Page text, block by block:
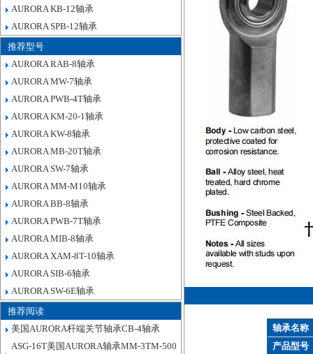
AURORA KB-12轴承
AURORA SPB-12轴承
推荐型号
AURORA RAB-8轴承
AURORA MW-7轴承
AURORA PWB-4T轴承
AURORA KM-20-1轴承
AURORA KW-8轴承
AURORA MB-20T轴承
AURORA SW-7轴承
AURORA MM-M10轴承
AURORA BB-8轴承
AURORA PWB-7T轴承
AURORA MIB-8轴承
AURORA XAM-8T-10轴承
AURORA SIB-6轴承
AURORA SW-6E轴承
推荐阅读
美国AURORA杆端关节轴承CB-4轴承
ASG-16T美国AURORA轴承MM-3TM-500
轴承名称
产品型号